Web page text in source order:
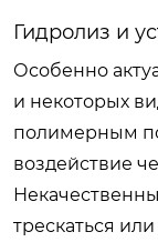
Гидролиз и
Особенно
и некоторых
полимерным
воздействие
трескаться